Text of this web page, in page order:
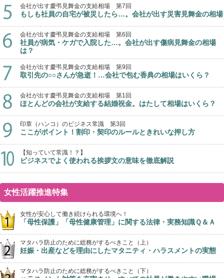
会社が出す慶弔見舞金の支給相場 第7回
もしも社員の自宅が被災したら…。会社が出す災害見舞金の相場
会社が出す慶弔見舞金の支給相場 第6回
社員が病気・ケガで入院した…。会社が出す傷病見舞金の相場
は？
会社が出す慶弔見舞金の支給相場 第9回
取引先の○○さんが急逝！…会社で包む香典の相場はいくら？
会社が出す慶弔見舞金の支給相場 第1回
ほとんどの会社が支給する結婚祝金。はたして相場はいくら？
印章（ハンコ）のビジネス常識 第3回
ここがポイント！割印・契印のルールときれいな押し方
【知っていて常識！？】
ビジネスでよく使われる挨拶文の意味を徹底解説
女性活躍推進特集
女性が安心して働き続けられる環境へ！
「母性保護」「母性健康管理」に関する法律・実務知識Ｑ＆Ａ
マタハラ防止のために総務がするべきこと（上）
妊娠・出産などを理由にしたマタニティ・ハラスメントの実態
マタハラ防止のために総務がするべきこと（下）